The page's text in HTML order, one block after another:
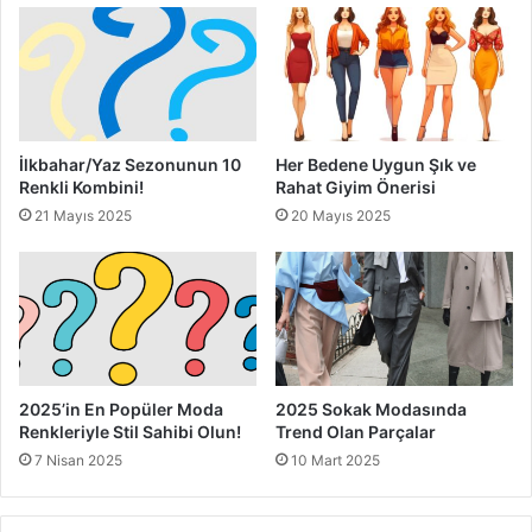
İlkbahar/Yaz Sezonunun 10
Renkli Kombini!
21 Mayıs 2025
Her Bedene Uygun Şık ve
Rahat Giyim Önerisi
20 Mayıs 2025
2025’in En Popüler Moda
Renkleriyle Stil Sahibi Olun!
7 Nisan 2025
2025 Sokak Modasında
Trend Olan Parçalar
10 Mart 2025